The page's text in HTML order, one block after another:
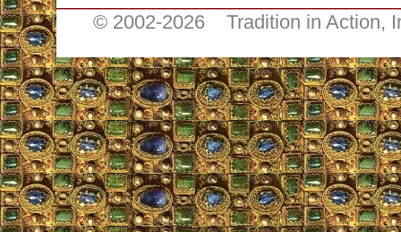
© 2002-2026 Tradition in Action,